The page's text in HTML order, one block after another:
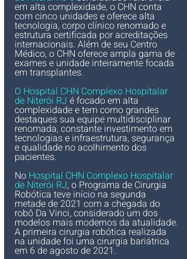
em alta complexidade, o CHN conta
com cinco unidades e oferece alta
tecnologia, corpo clínico renomado e
estrutura certificada por acreditações
internacionais. Além de seu Centro
Médico, o CHN oferece ampla gama de
exames e unidade inteiramente focada
em transplantes.
O Hospital CHN Complexo Hospitalar
de Niterói RJ é focado em alta
complexidade e tem como grandes
destaques sua equipe multidisciplinar
renomada, constante investimento em
tecnologias e infraestrutura, segurança
e qualidade no acolhimento dos
pacientes.
No Hospital CHN Complexo Hospitalar
de Niterói RJ, o Programa de Cirurgia
Robótica teve início na segunda
metade de 2021 com a chegada do
robô Da Vinci, considerado um dos
modelos mais modernos da atualidade.
A primeira cirurgia robótica realizada
na unidade foi uma cirurgia bariátrica
em 6 de agosto de 2021.